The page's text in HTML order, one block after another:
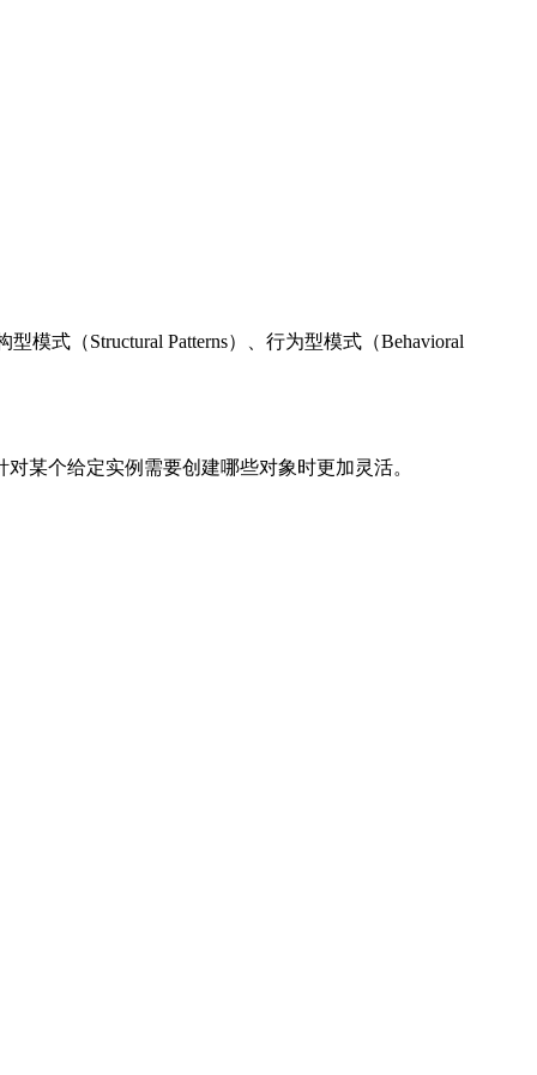
模式（Structural Patterns）、行为型模式（Behavioral
某个给定实例需要创建哪些对象时更加灵活。